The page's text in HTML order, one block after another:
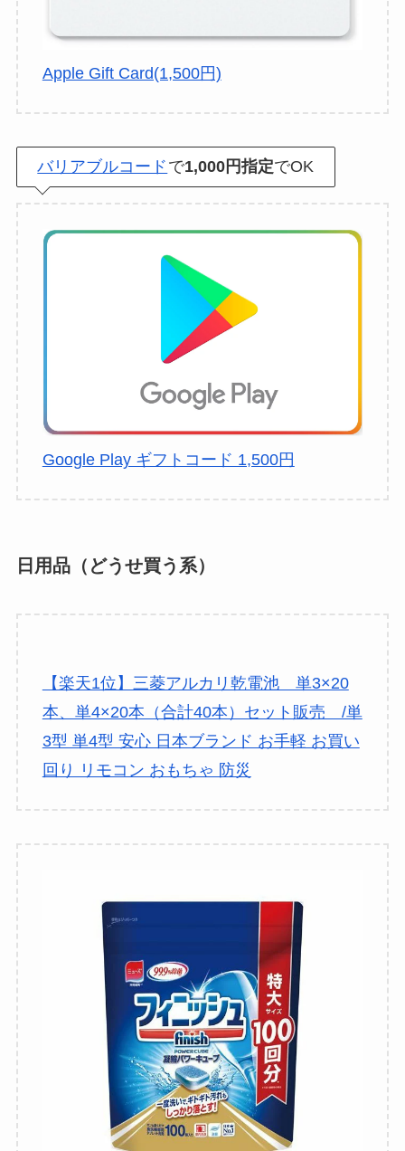
Apple Gift Card(1,500円)
バリアブルコード で1,000円指定でOK
Google Play ギフトコード 1,500円
日用品（どうせ買う系）
【楽天1位】三菱アルカリ乾電池 単3×20
本、単4×20本（合計40本）セット販売 /単
3型 単4型 安心 日本ブランド お手軽 お買い
回り リモコン おもちゃ 防災